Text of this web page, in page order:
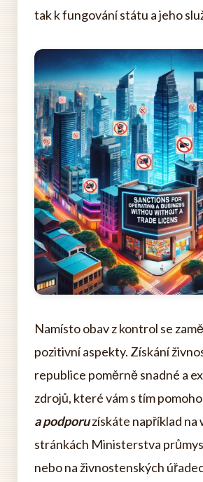
tak k fungování státu a jeho
Namísto obav z kontrol se
pozitivní aspekty. Získání
republice poměrně snadné a
zdrojů, které vám s tím
a podporuzískáte například na
stránkách Ministerstva
nebo na živnostenských